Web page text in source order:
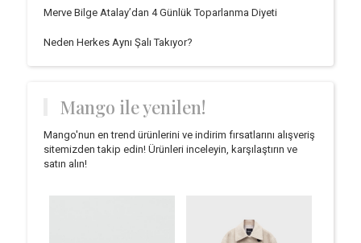
Merve Bilge Atalay’dan 4 Günlük Toparlanma Diyeti
Neden Herkes Aynı Şalı Takıyor?
Mango ile yenilen!
Mango'nun en trend ürünlerini ve indirim fırsatlarını alışveriş
sitemizden takip edin! Ürünleri inceleyin, karşılaştırın ve
satın alın!